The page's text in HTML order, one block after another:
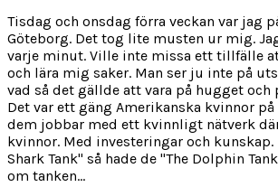
Tisdag och onsdag förra veckan var jag
Göteborg. Det tog lite musten ur mig.
varje minut. Ville inte missa ett tillfälle
och lära mig saker. Man ser ju inte på
vad så det gällde att vara på hugget och
Det var ett gäng Amerikanska kvinnor
dem jobbar med ett kvinnligt nätverk
kvinnor. Med investeringar och
Shark Tank" så hade de "The Dolphin
om tanken...